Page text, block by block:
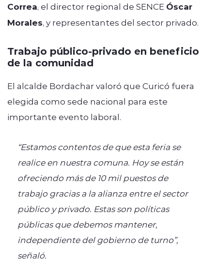
Correa, el director regional de SENCE Óscar
Morales, y representantes del sector privado.
Trabajo público-privado en beneficio
de la comunidad
El alcalde Bordachar valoró que Curicó fuera
elegida como sede nacional para este
importante evento laboral.
“Estamos contentos de que esta feria se
realice en nuestra comuna. Hoy se están
ofreciendo más de 10 mil puestos de
trabajo gracias a la alianza entre el sector
público y privado. Estas son políticas
públicas que debemos mantener,
independiente del gobierno de turno”,
señaló.